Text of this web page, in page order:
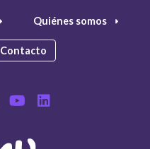
Quiénes somos
Contacto